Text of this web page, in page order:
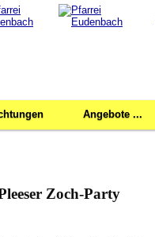
Angebote ...
Zoch-Party